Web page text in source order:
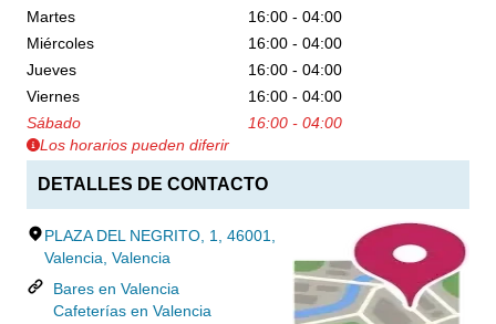
Martes
16:00 - 04:00
Miércoles
16:00 - 04:00
Jueves
16:00 - 04:00
Viernes
16:00 - 04:00
Sábado
16:00 - 04:00
Los horarios pueden diferir
DETALLES DE CONTACTO
PLAZA DEL NEGRITO, 1, 46001,
Valencia, Valencia
Bares en Valencia
Cafeterías en Valencia